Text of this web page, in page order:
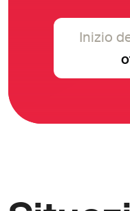
Inizio